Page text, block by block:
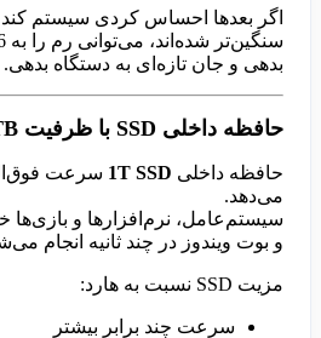
اگر بعدها احساس کردی سیستم کند
بدهی و جان تازه‌ای به دستگاه بدهی.
حافظه داخلی SSD با ظرفیت 1TB گیگابایت
حافظه داخلی 1T SSD سرعت
می‌دهد.
سیستم‌عامل، نرم‌افزارها و بازی‌ها
و بوت ویندوز در چند ثانیه انجام
مزیت SSD نسبت به هارد:
سرعت چند برابر بیشتر